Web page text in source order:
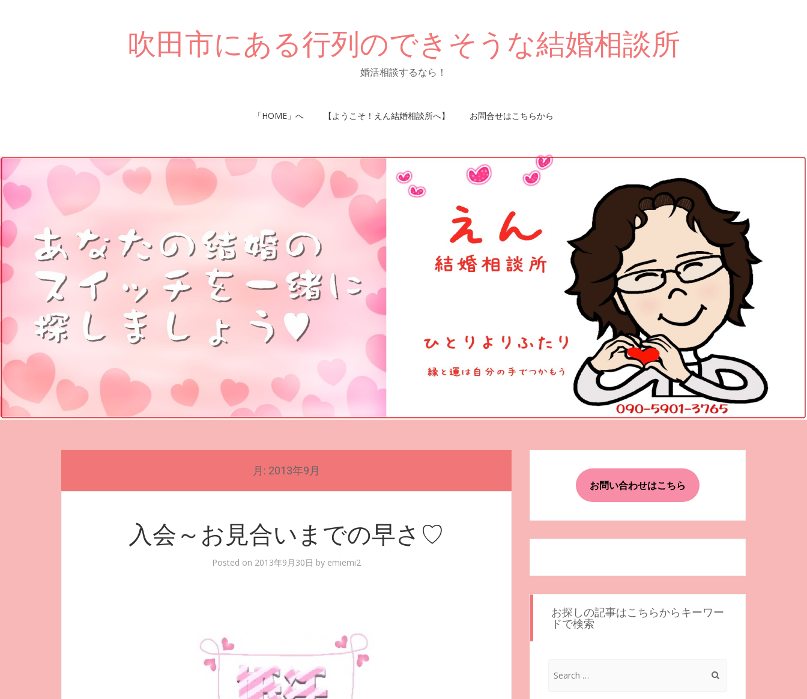
吹田市にある行列のできそうな結婚相談所
婚活相談するなら！
「HOME」へ 【ようこそ！えん結婚相談所へ】 お問合せはこちらから
月: 2013年9月
入会～お見合いまでの早さ♡
Posted on 2013年9月30日 by emiemi2
お問い合わせはこちら
お探しの記事はこちらからキーワー
ドで検索